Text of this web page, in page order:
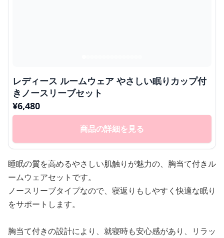
レディース ルームウェア やさしい眠りカップ付
きノースリーブセット
¥6,480
商品の詳細を見る
睡眠の質を高めるやさしい肌触りが魅力の、胸当て付きル
ームウェアセットです。
ノースリーブタイプなので、寝返りもしやすく快適な眠り
をサポートします。
胸当て付きの設計により、就寝時も安心感があり、リラッ